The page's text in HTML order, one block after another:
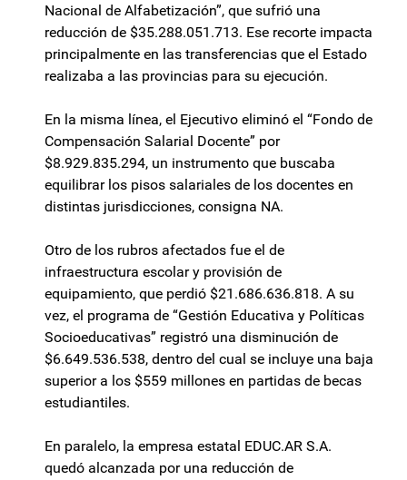
Nacional de Alfabetización”, que sufrió una
reducción de $35.288.051.713. Ese recorte impacta
principalmente en las transferencias que el Estado
realizaba a las provincias para su ejecución.
En la misma línea, el Ejecutivo eliminó el “Fondo de
Compensación Salarial Docente” por
$8.929.835.294, un instrumento que buscaba
equilibrar los pisos salariales de los docentes en
distintas jurisdicciones, consigna NA.
Otro de los rubros afectados fue el de
infraestructura escolar y provisión de
equipamiento, que perdió $21.686.636.818. A su
vez, el programa de “Gestión Educativa y Políticas
Socioeducativas” registró una disminución de
$6.649.536.538, dentro del cual se incluye una baja
superior a los $559 millones en partidas de becas
estudiantiles.
En paralelo, la empresa estatal EDUC.AR S.A.
quedó alcanzada por una reducción de